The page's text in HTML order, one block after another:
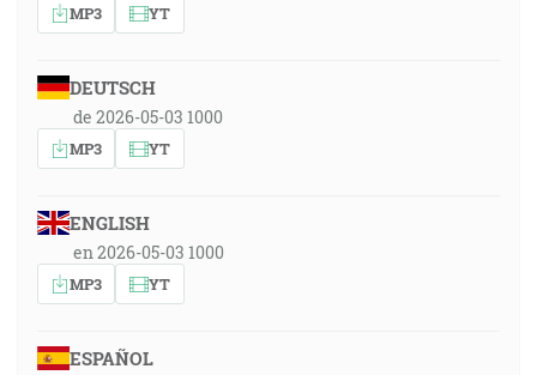
MP3 YT
DEUTSCH
de 2026-05-03 1000
MP3 YT
ENGLISH
en 2026-05-03 1000
MP3 YT
ESPAÑOL